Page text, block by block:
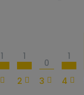
1
2
1
3
0
4
1